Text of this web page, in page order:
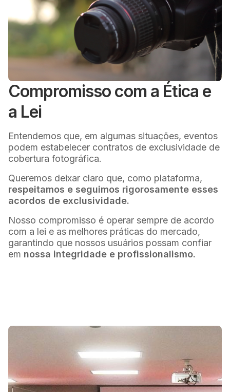
Compromisso com a Ética e
a Lei
Entendemos que, em algumas situações, eventos
podem estabelecer contratos de exclusividade de
cobertura fotográfica.
Queremos deixar claro que, como plataforma,
respeitamos e seguimos rigorosamente esses
acordos de exclusividade.
Nosso compromisso é operar sempre de acordo
com a lei e as melhores práticas do mercado,
garantindo que nossos usuários possam confiar
em nossa integridade e profissionalismo.